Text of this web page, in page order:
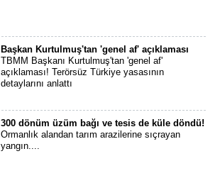
Başkan Kurtulmuş'tan 'genel af' açıklaması
TBMM Başkanı Kurtulmuş'tan 'genel af'
açıklaması! Terörsüz Türkiye yasasının
detaylarını anlattı
300 dönüm üzüm bağı ve tesis de küle döndü!
Ormanlık alandan tarım arazilerine sıçrayan
yangın....